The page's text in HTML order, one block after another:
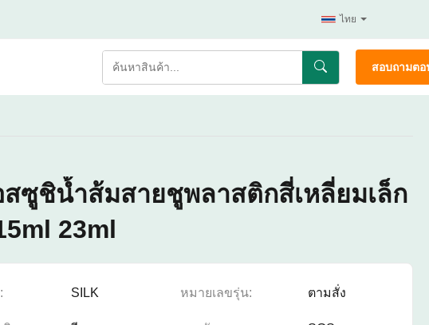
ไทย
สอบถามต
ซูชิน้ำส้มสายชูพลาสติกสี่เหลี่ยมเล็ก
23ml
SILK หมายเลขรุ่น: ตามสั่ง